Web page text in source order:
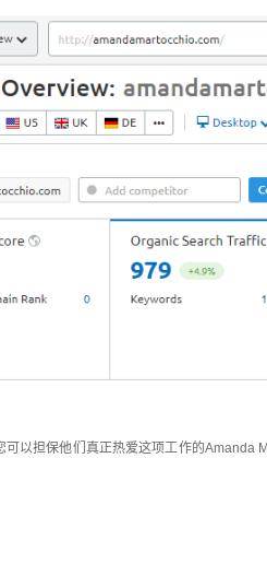
可以担保他们真正热爱这项工作的Amanda